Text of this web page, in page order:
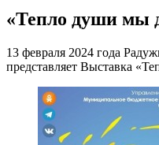
«Тепло души мы
13 февраля 2024 года
представляет Выставка